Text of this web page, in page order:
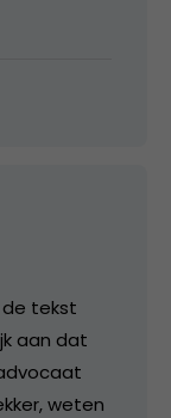
de tekst
aan dat
weten